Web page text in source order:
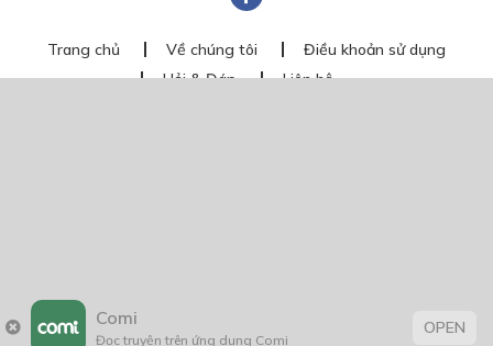
Trang chủ Về chúng tôi
Điều khoản sử dụng
Hỏi & Đáp
Liên hệ
Comi
Đọc truyện trên ứng dụng Comi
OPEN